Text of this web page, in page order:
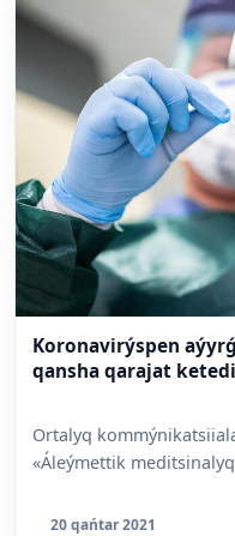
Koronavirýspen
qansha qarajat
Ortalyq
«Áleýmettik
20 qańtar 2021